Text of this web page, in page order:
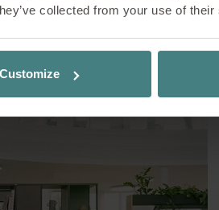
collected from your use of
Customize
denen man kurz
kann. Genau hier